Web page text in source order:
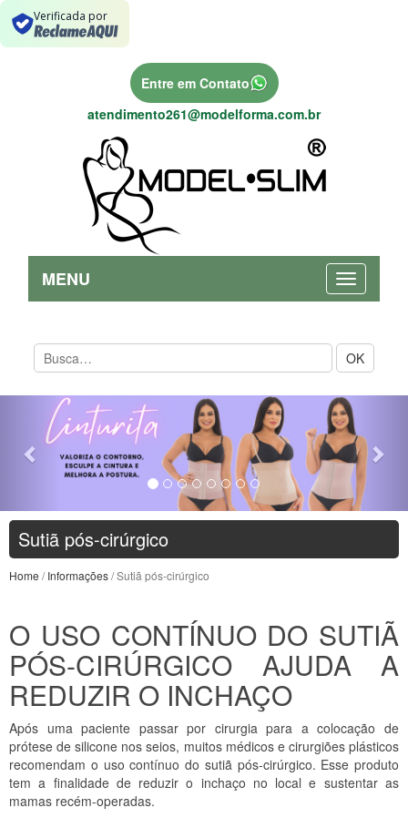
Verificada por
Entre em Contato
atendimento261@modelforma.com.br
MENU
OK
Previous
Sutiã pós-cirúrgico
Home /Informações/ Sutiã pós-cirúrgico
O USO CONTÍNUO DO SUTIÃ
PÓS-CIRÚRGICO AJUDA A
REDUZIR O INCHAÇO
Após uma paciente passar por cirurgia para a colocação de
prótese de silicone nos seios, muitos médicos e cirurgiões plásticos
recomendam o uso contínuo do sutiã pós-cirúrgico. Esse produto
tem a finalidade de reduzir o inchaço no local e sustentar as
mamas recém-operadas.